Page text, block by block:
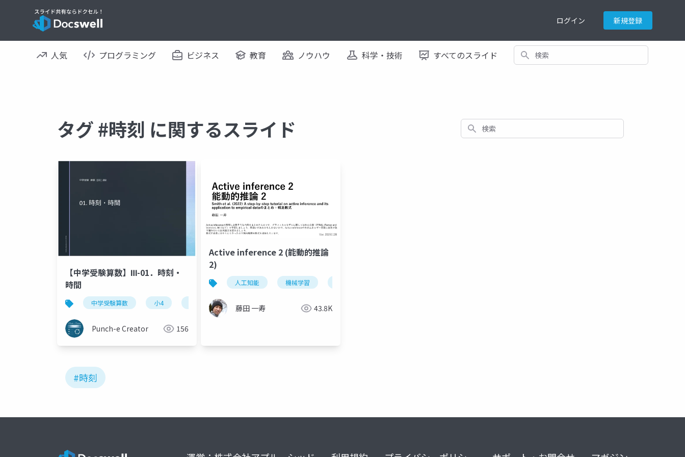
ログイン 新規登録
人気 プログラミング ビジネス 教育 ノウハウ 科学・技術 すべてのスライド 検索
タグ #時刻 に関するスライド 検索
【中学受験算数】Ⅲ-01．時刻・
時間
中学受験算数 小4
Punch-e Creator 156
Active inference 2 (能動的推論
2)
人工知能 機械学習
藤田 一寿 43.8K
#時刻